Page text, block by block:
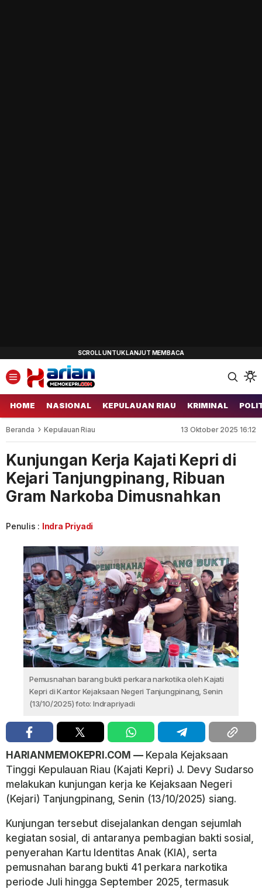
HOME NASIONAL KEPULAUAN RIAU KRIMINAL
Beranda Kepulauan Riau 13 Oktober 2025 16:12
Kunjungan Kerja Kajati Kepri di
Kejari Tanjungpinang, Ribuan
Gram Narkoba Dimusnahkan
Penulis : Indra Priyadi
Pemusnahan barang bukti perkara narkotika oleh Kajati
Kepri di Kantor Kejaksaan Negeri Tanjungpinang, Senin
(13/10/2025) foto: Indrapriyadi
HARIANMEMOKEPRI.COM —Kepala Kejaksaan
Tinggi Kepulauan Riau (Kajati Kepri) J. Devy Sudarso
melakukan kunjungan kerja ke Kejaksaan Negeri
(Kejari) Tanjungpinang, Senin (13/10/2025) siang.
Kunjungan tersebut disejalankan dengan sejumlah
kegiatan sosial, di antaranya pembagian bakti sosial,
penyerahan Kartu Identitas Anak (KIA), serta
pemusnahan barang bukti 41 perkara narkotika
periode Juli hingga September 2025, termasuk